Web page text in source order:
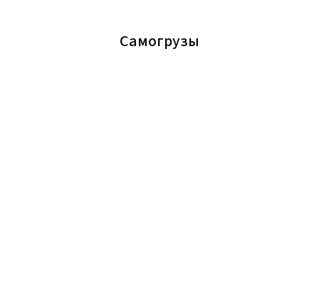
Самогрузы